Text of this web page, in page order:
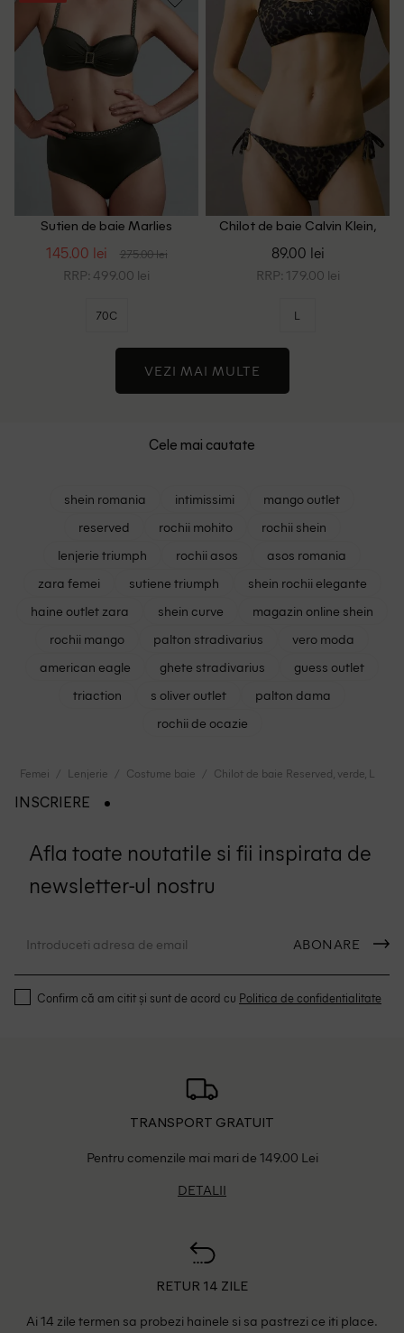
Sutien de baie Marlies
145.00 lei 275.00 lei
RRP: 499.00 lei
70C
Chilot de baie Calvin Klein,
89.00 lei
RRP: 179.00 lei
L
VEZI MAI MULTE
Cele mai cautate
shein romania intimissimi
mango outlet
reserved
rochii mohito
rochii shein
lenjerie triumph
rochii asos
asos romania
zara femei
sutiene triumph
shein rochii elegante
haine outlet zara
shein curve
magazin online shein
rochii mango
palton stradivarius
vero moda
american eagle
ghete stradivarius
guess outlet
triaction
s oliver outlet
palton dama
rochii de ocazie
Femei Lenjerie Costume baie Chilot de baie Reserved, verde, L
INSCRIERE
Afla toate noutatile si fii inspirata de
newsletter-ul nostru
ABONARE
Confirm că am citit și sunt de acord cu Politica de confidentialitate
TRANSPORT GRATUIT
Pentru comenzile mai mari de 149.00 Lei
DETALII
RETUR 14 ZILE
Ai 14 zile termen sa probezi hainele si sa pastrezi ce iti place.